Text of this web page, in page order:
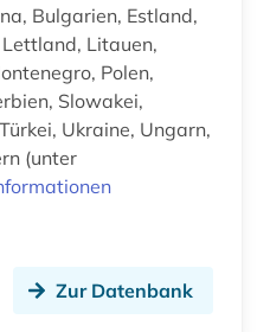
Bulgarien, Estland,
Litauen,
Polen,
Slowakei,
Ukraine, Ungarn,
(unter
Zur Datenbank